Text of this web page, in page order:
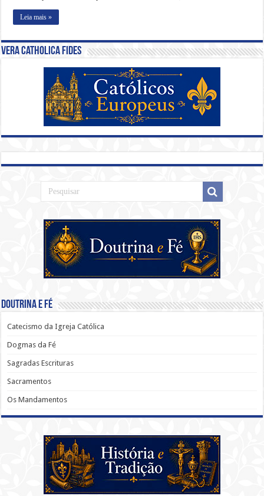
Leia mais »
Vera Catholica Fides
Doutrina e Fé
Catecismo da Igreja Católica
Dogmas da Fé
Sagradas Escrituras
Sacramentos
Os Mandamentos